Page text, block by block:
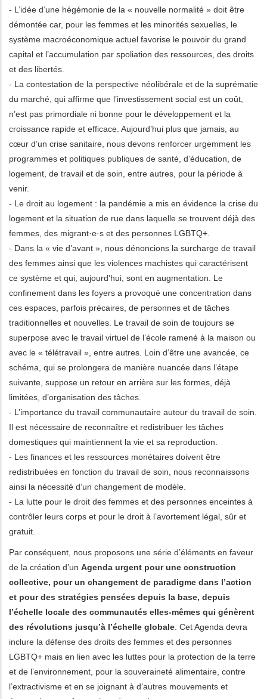
- L’idée d’une hégémonie de la « nouvelle normalité » doit être
démontée car, pour les femmes et les minorités sexuelles, le
système macroéconomique actuel favorise le pouvoir du grand
capital et l’accumulation par spoliation des ressources, des droits
et des libertés.
- La contestation de la perspective néolibérale et de la suprématie
du marché, qui affirme que l’investissement social est un coût,
n’est pas primordiale ni bonne pour le développement et la
croissance rapide et efficace. Aujourd’hui plus que jamais, au
cœur d’un crise sanitaire, nous devons renforcer urgemment les
programmes et politiques publiques de santé, d’éducation, de
logement, de travail et de soin, entre autres, pour la période à
venir.
- Le droit au logement : la pandémie a mis en évidence la crise du
logement et la situation de rue dans laquelle se trouvent déjà des
femmes, des migrant·e·s et des personnes LGBTQ+.
- Dans la « vie d’avant », nous dénoncions la surcharge de travail
des femmes ainsi que les violences machistes qui caractérisent
ce système et qui, aujourd'hui, sont en augmentation. Le
confinement dans les foyers a provoqué une concentration dans
ces espaces, parfois précaires, de personnes et de tâches
traditionnelles et nouvelles. Le travail de soin de toujours se
superpose avec le travail virtuel de l’école ramené à la maison ou
avec le « télétravail », entre autres. Loin d’être une avancée, ce
schéma, qui se prolongera de manière nuancée dans l’étape
suivante, suppose un retour en arrière sur les formes, déjà
limitées, d’organisation des tâches.
- L’importance du travail communautaire autour du travail de soin.
Il est nécessaire de reconnaître et redistribuer les tâches
domestiques qui maintiennent la vie et sa reproduction.
- Les finances et les ressources monétaires doivent être
redistribuées en fonction du travail de soin, nous reconnaissons
ainsi la nécessité d’un changement de modèle.
- La lutte pour le droit des femmes et des personnes enceintes à
contrôler leurs corps et pour le droit à l’avortement légal, sûr et
gratuit.
Par conséquent, nous proposons une série d’éléments en faveur
de la création d’un Agenda urgent pour une construction
collective, pour un changement de paradigme dans l’action
et pour des stratégies pensées depuis la base, depuis
l’échelle locale des communautés elles-mêmes qui génèrent
des révolutions jusqu’à l’échelle globale . Cet Agenda devra
inclure la défense des droits des femmes et des personnes
LGBTQ+ mais en lien avec les luttes pour la protection de la terre
et de l’environnement, pour la souveraineté alimentaire, contre
l’extractivisme et en se joignant à d’autres mouvements et